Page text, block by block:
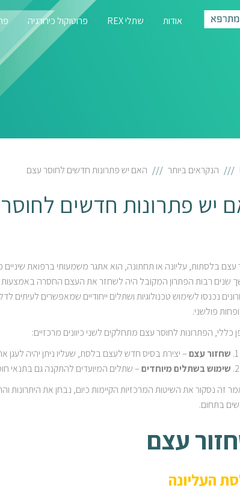
אודות שתלי REX פרוטוקול כירורגיה
הנקראים ביותר האם יש פתרונות חדשים לחוסר עצם
יש פתרונות חדשים
עצם בלסתות, עליונה או תחתונה, הוא אתגר משמעותי ברפואת
שנים רבות הפתרון המקובל היה לשחזר את העצם החסרה באמצעות
נכנסו לשימוש טכנולוגיות ושתלים ייחודיים שמאפשרים לעיתים
פולשני.
כללי, הפתרונות לחוסר עצם מתחלקים לשני כיוונים מרכזיים:
שחזור עצם– יצירת בסיס חדש לעצם בלסת, שעליו ניתן יהיה לעגן
שימוש בשתלים מיוחדים– שתלים המיועדים להתקנה גם בתנאי
זה נסקור את השיטות המרכזיות הקיימות כיום, נבחן את היתרונות
בתחום.
עצם
העליונה